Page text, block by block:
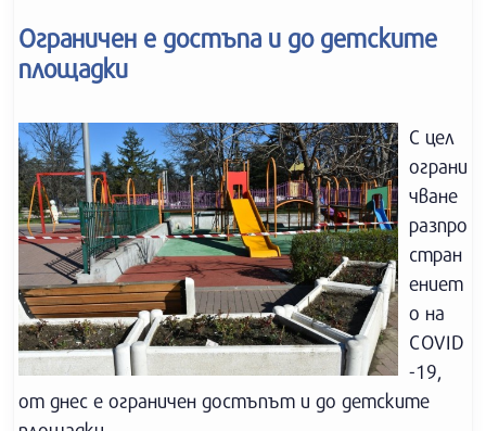
Ограничен е достъпа и до детските
площадки
С цел
ограни
чване
разпро
стран
ениет
о на
COVID
-19,
от днес е ограничен достъпът и до детските